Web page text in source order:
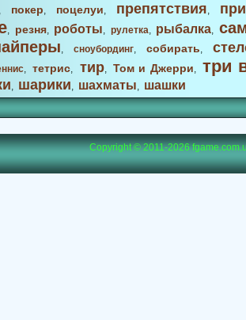
, покер, поцелуи, препятствия,
, резня, роботы, рулетка, рыбалка,
, сноубординг, собирать,
,тетрис, тир,Том и Джерри, три
, шарики, шахматы, шашки
Copyright © 2011-2026